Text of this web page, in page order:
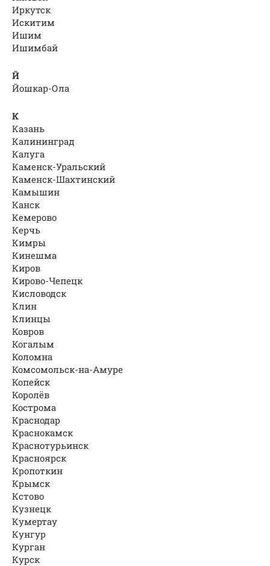
Иркутск
Искитим
Ишим
Ишимбай
Й
Йошкар-Ола
К
Казань
Калининград
Калуга
Каменск-Уральский
Каменск-Шахтинский
Камышин
Канск
Кемерово
Керчь
Кимры
Кинешма
Киров
Кирово-Чепецк
Кисловодск
Клин
Клинцы
Ковров
Когалым
Коломна
Комсомольск-на-Амуре
Копейск
Королёв
Кострома
Краснодар
Краснокамск
Краснотурьинск
Красноярск
Кропоткин
Крымск
Кстово
Кузнецк
Кумертау
Кунгур
Курган
Курск